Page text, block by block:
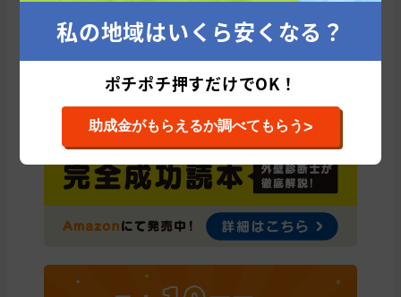
南牟婁郡
私の地域はいくら安くなる？
ポチポチ押すだけでOK！
助成金がもらえるか調べてもらう>